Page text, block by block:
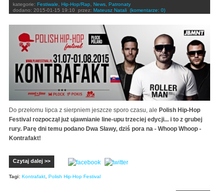
kategorie: Festiwale Hip-Hop/Rap News Patronaty
dodano: 2015-01-15 19:10 przez: Mateusz Natali (komentarze: 0)
Do przełomu lipca z sierpniem jeszcze sporo czasu, ale Polish Hip-Hop
Festival rozpoczął już ujawnianie line-upu trzeciej edycji... i to z grubej
rury. Parę dni temu podano Dwa Sławy, dziś pora na - Whoop Whoop -
Kontrafakt!
Czytaj dalej >>
Tagi: Kontrafakt Polish Hip-Hop Festival